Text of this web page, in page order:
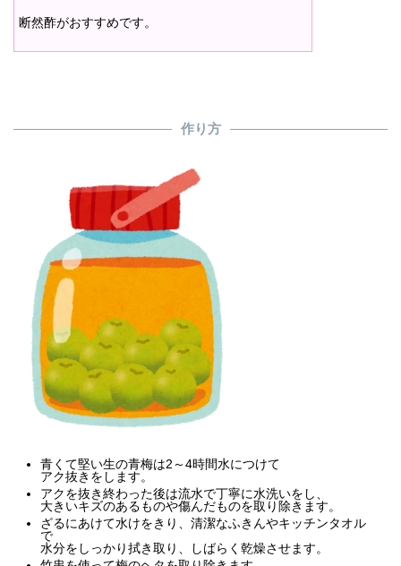
断然酢がおすすめです。
作り方
青くて堅い生の青梅は2～4時間水につけて
アク抜きをします。
アクを抜き終わった後は流水で丁寧に水洗いをし、
大きいキズのあるものや傷んだものを取り除きます。
ざるにあけて水けをきり、清潔なふきんやキッチンタオル
で
水分をしっかり拭き取り、しばらく乾燥させます。